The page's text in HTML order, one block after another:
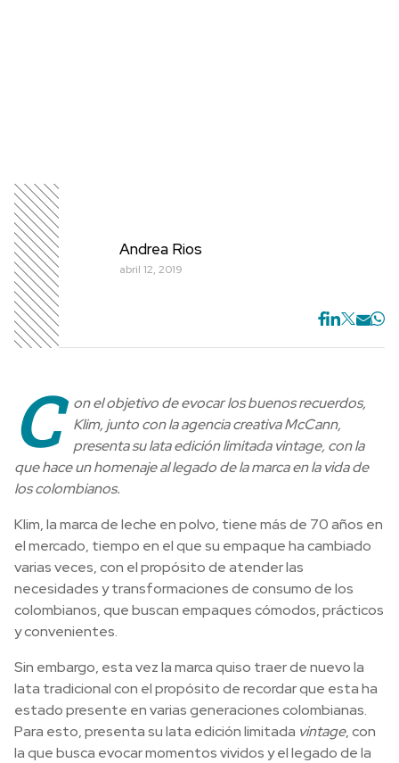
Andrea Rios
abril 12, 2019
C
on el objetivo de evocar los buenos recuerdos,
Klim, junto con la agencia creativa McCann,
presenta su lata edición limitada vintage, con la
que hace un homenaje al legado de la marca en la vida de
los colombianos.
Klim, la marca de leche en polvo, tiene más de 70 años en
el mercado, tiempo en el que su empaque ha cambiado
varias veces, con el propósito de atender las
necesidades y transformaciones de consumo de los
colombianos, que buscan empaques cómodos, prácticos
y convenientes.
Sin embargo, esta vez la marca quiso traer de nuevo la
lata tradicional con el propósito de recordar que esta ha
estado presente en varias generaciones colombianas.
Para esto, presenta su lata edición limitada vintage, con
la que busca evocar momentos vividos y el legado de la